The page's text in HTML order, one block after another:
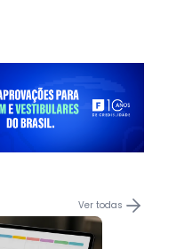
Ver todas